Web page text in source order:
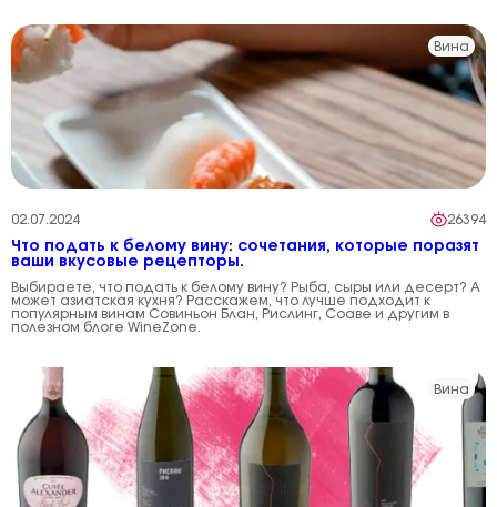
Вина
02.07.2024 26394
Что подать к белому вину: сочетания, которые поразят
ваши вкусовые рецепторы.
Выбираете, что подать к белому вину? Рыба, сыры или десерт? А
может азиатская кухня? Расскажем, что лучше подходит к
популярным винам Совиньон Блан, Рислинг, Соаве и другим в
полезном блоге WineZone.
Вина